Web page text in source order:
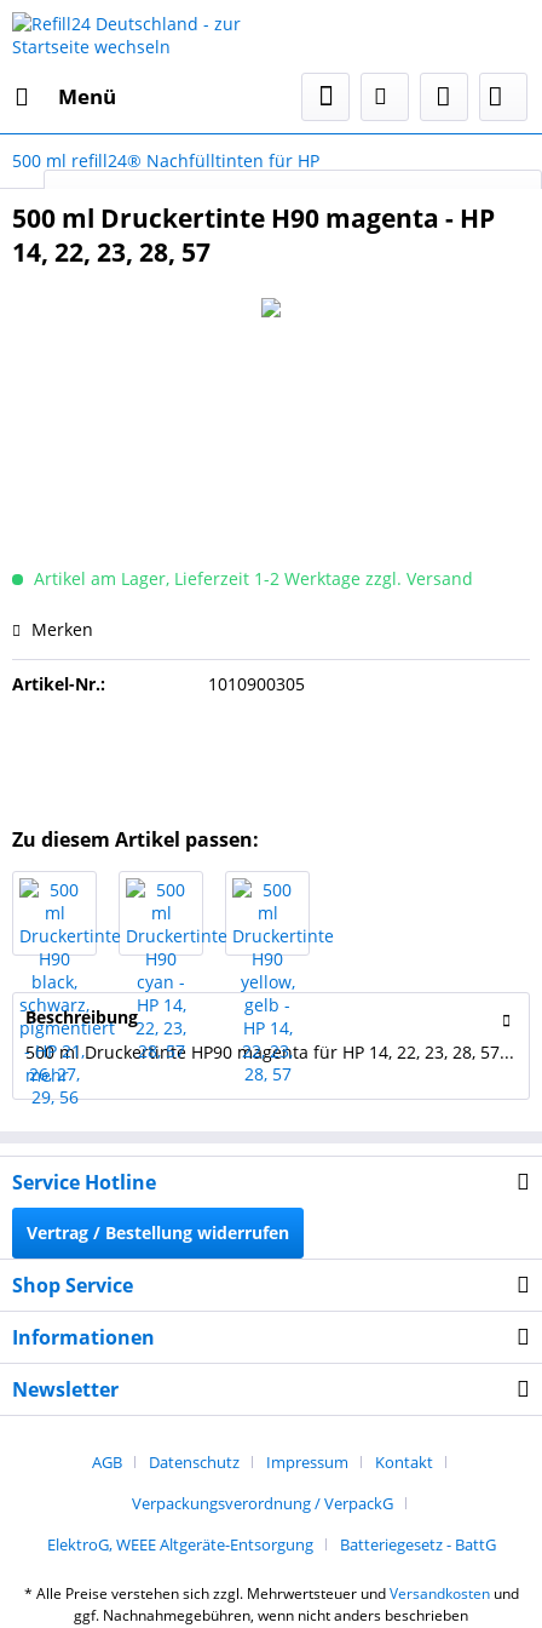
Menü
500 ml refill24® Nachfülltinten für HP
500 ml Druckertinte H90 magenta - HP
14, 22, 23, 28, 57
Artikel am Lager, Lieferzeit 1-2 Werktage zzgl. Versand
Merken
Artikel-Nr.: 1010900305
Zu diesem Artikel passen:
Beschreibung
500 ml Druckertinte HP90 magenta für HP 14, 22, 23, 28, 57...
mehr
Service Hotline
Vertrag / Bestellung widerrufen
Shop Service
Informationen
Newsletter
AGB Datenschutz Impressum
Kontakt
Verpackungsverordnung / VerpackG
ElektroG, WEEE Altgeräte-Entsorgung
Batteriegesetz - BattG
* Alle Preise verstehen sich zzgl. Mehrwertsteuer undVersandkostenund
ggf. Nachnahmegebühren, wenn nicht anders beschrieben